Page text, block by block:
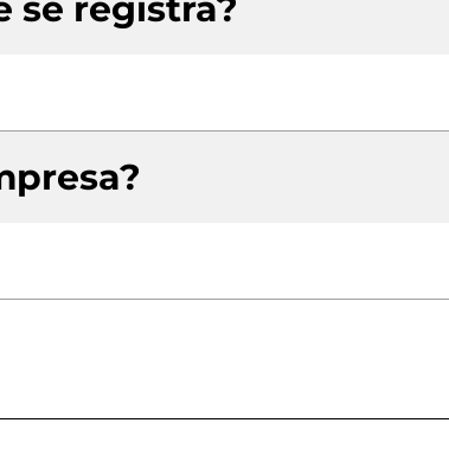
se registra?